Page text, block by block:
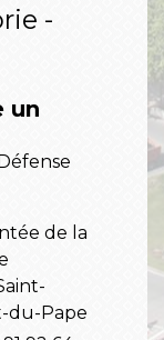
-
un
de la
du-Pape